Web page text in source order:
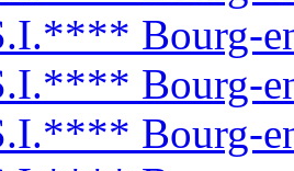
Bourg-
Bourg-
Bourg-